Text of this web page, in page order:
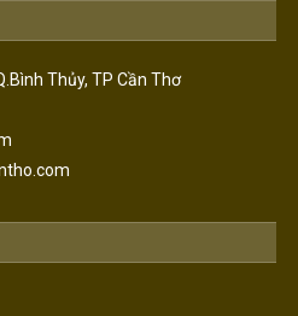
Thủy, TP Cần Thơ